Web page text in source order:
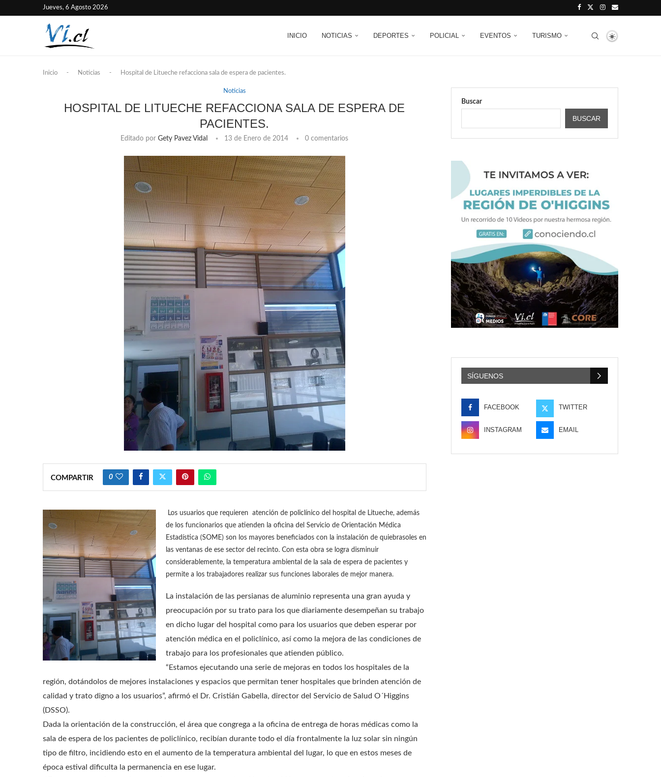
Jueves, 6 Agosto 2026
INICIO NOTICIAS DEPORTES POLICIAL EVENTOS TURISMO
Inicio - Noticias - Hospital de Litueche refacciona sala de espera de pacientes.
Noticias
HOSPITAL DE LITUECHE REFACCIONA SALA DE ESPERA DE
PACIENTES.
Editado porGety Pavez Vidal 13 de Enero de 2014 0 comentarios
COMPARTIR 0
Los usuarios que requieren atención de policlínico del hospital de Litueche, además
de los funcionarios que atienden la oficina del Servicio de Orientación Médica
Estadística (SOME) son los mayores beneficiados con la instalación de quiebrasoles en
las ventanas de ese sector del recinto. Con esta obra se logra disminuir
considerablemente, la temperatura ambiental de la sala de espera de pacientes y
permite a los trabajadores realizar sus funciones laborales de mejor manera.
La instalación de las persianas de aluminio representa una gran ayuda y
preocupación por su trato para los que diariamente desempeñan su trabajo
en dicho lugar del hospital como para los usuarios que deben esperar por
atención médica en el policlínico, así como la mejora de las condiciones de
trabajo para los profesionales que atienden público.
“Estamos ejecutando una serie de mejoras en todos los hospitales de la
región, dotándolos de mejores instalaciones y espacios que permitan tener hospitales que brinden atención de
calidad y trato digno a los usuarios”, afirmó el Dr. Cristián Gabella, director del Servicio de Salud O´Higgins
(DSSO).
Dada la orientación de la construcción, el área que congrega a la oficina de entrega de horas médicas como la
sala de espera de los pacientes de policlínico, recibían durante todo el día frontalmente la luz solar sin ningún
tipo de filtro, incidiendo esto en el aumento de la temperatura ambiental del lugar, lo que en estos meses de
época estival dificulta la permanencia en ese lugar.
Buscar
BUSCAR
SÍGUENOS
FACEBOOK TWITTER
INSTAGRAM EMAIL